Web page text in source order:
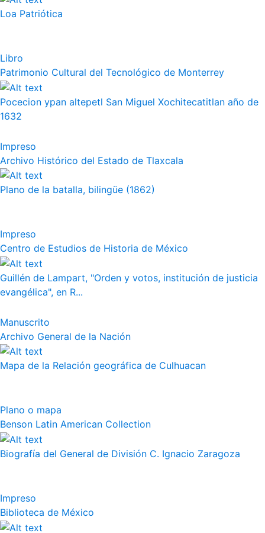
Loa Patriótica
Libro
Patrimonio Cultural del Tecnológico de Monterrey
Pocecion ypan altepetl San Miguel Xochitecatitlan año de
1632
Impreso
Archivo Histórico del Estado de Tlaxcala
Plano de la batalla, bilingüe (1862)
Impreso
Centro de Estudios de Historia de México
Guillén de Lampart, "Orden y votos, institución de justicia
evangélica", en R...
Manuscrito
Archivo General de la Nación
Mapa de la Relación geográfica de Culhuacan
Plano o mapa
Benson Latin American Collection
Biografía del General de División C. Ignacio Zaragoza
Impreso
Biblioteca de México